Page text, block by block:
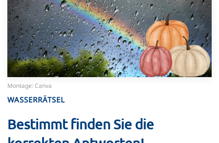
Montage: Canva
WASSERRÄTSEL
Bestimmt finden Sie die